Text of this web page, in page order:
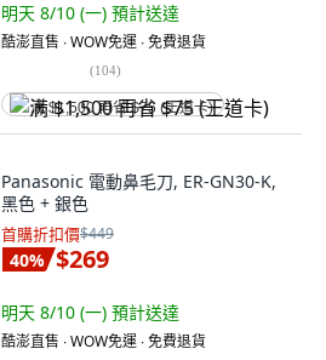
明天 8/10 (一) 預計送達
酷澎直售 ∙ WOW免運 ∙ 免費退貨
(104)
满 $1,500 再省 $75 (王道卡)
Panasonic 電動鼻毛刀, ER-GN30-K,
黑色 + 銀色
首購折扣價$449
40% $269
明天 8/10 (一) 預計送達
酷澎直售 ∙ WOW免運 ∙ 免費退貨